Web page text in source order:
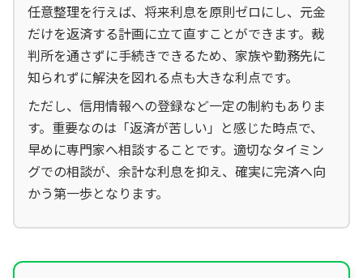
任意整理を行えば、将来利息を原則ゼロにし、元金
だけを返済する計画に立て直すことができます。裁
判所を通さずに手続きできるため、家族や勤務先に
知られずに解決を図れる点も大きな利点です。
ただし、信用情報への登録など一定の制約もありま
す。重要なのは「返済が苦しい」と感じた時点で、
早めに専門家へ相談することです。適切なタイミン
グでの相談が、余計な利息を抑え、確実に完済へ向
かう第一歩となります。